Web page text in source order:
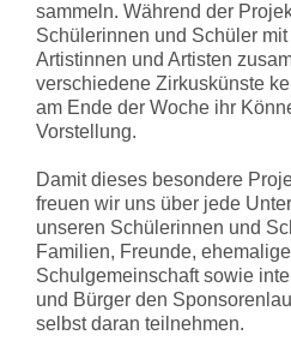
sammeln. Während der
Schülerinnen und Schüler
Artistinnen und Artisten
verschiedene Zirkuskünste
am Ende der Woche ihr
Vorstellung.
Damit dieses besondere
freuen wir uns über jede
unseren Schülerinnen und
Familien, Freunde,
Schulgemeinschaft sowie
und Bürger den
selbst daran teilnehmen.